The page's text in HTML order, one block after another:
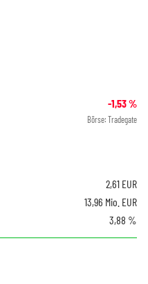
-1,53%
Börse: Tradegate
2,61 EUR
13,96 Mio. EUR
3,88 %